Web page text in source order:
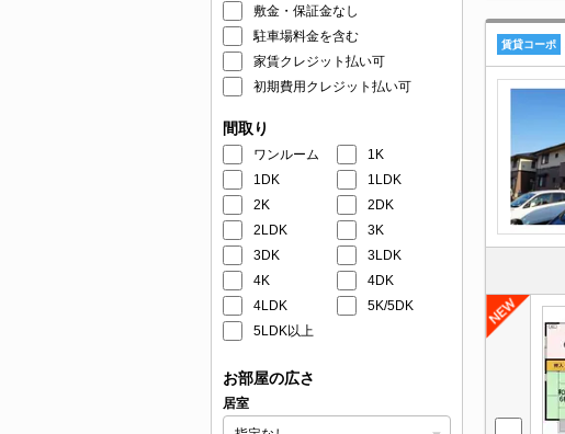
敷金・保証金なし
駐車場料金を含む
家賃クレジット払い可
初期費用クレジット払い可
間取り
ワンルーム
1K
1DK
1LDK
2K
2DK
2LDK
3K
3DK
3LDK
4K
4DK
4LDK
5K/5DK
5LDK以上
お部屋の広さ
居室
賃貸コーポ